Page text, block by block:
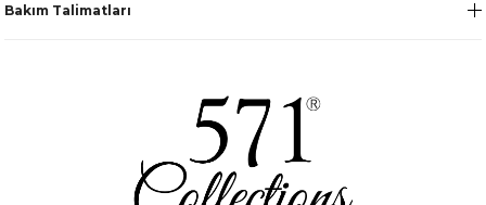
Bakım Talimatları